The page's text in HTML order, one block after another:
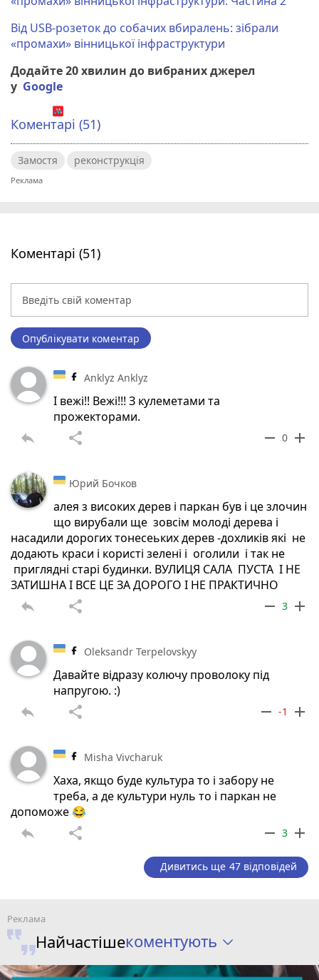
Від USB-розеток до собачих вбиралень: зібрали
«промахи» вінницької інфраструктури
Додайте 20 хвилин до вибраних джерел
у Google
Коментарі (51)
Замостя реконструкція
Коментарі (51)
Опублікувати коментар
Anklyz Anklyz
І вежі!! Вежі!!! З кулеметами та
прожекторами.
reply share remove 0 add
Юрий Бочков
алея з високих дерев і паркан був і це злочин
що вирубали ще зовсім молоді дерева і
насадили дорогих тонесеьких дерев -дохликів які не
додають краси і користі зелені і оголили і так не
приглядні старі будинки. ВУЛИЦЯ САЛА ПУСТА І НЕ
ЗАТИШНА І ВСЕ ЦЕ ЗА ДОРОГО І НЕ ПРАКТИЧНО
reply share remove 3 add
Oleksandr Terpelovskyy
Давайте відразу колючу проволоку під
напругою. :)
reply share remove -1 add
Misha Vivcharuk
Хаха, якщо буде культура то і забору не
треба, а де культури нуль то і паркан не
допоможе 😂
reply share remove 3 add
Дивитись ще 47 відповідей
Найчастішекоментують